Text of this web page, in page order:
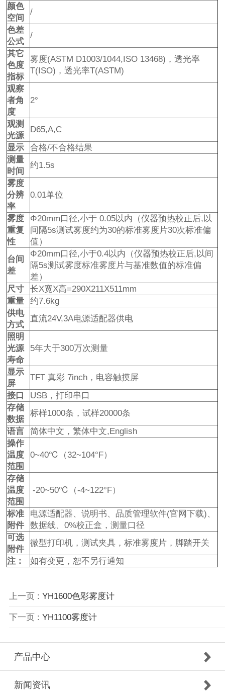
颜色
空间
/
色差
公式
/
其它
色度
指标
雾度(ASTM D1003/1044,ISO 13468)，透光率
T(ISO)，透光率T(ASTM)
观察
者角
度
2°
观测
光源
D65,A,C
显示
合格/不合格结果
测量
时间
约1.5s
雾度
分辨
率
0.01单位
雾度
重复
性
Φ20mm口径,小于 0.05以内（仪器预热校正后,以
间隔5s测试雾度约为30的标准雾度片30次标准偏
值）
台间
差
Φ20mm口径,小于0.4以内（仪器预热校正后,以间
隔5s测试雾度标准雾度片与基准数值的标准偏
差）
尺寸
长X宽X高=290X211X511mm
重量
约7.6kg
供电
方式
直流24V,3A电源适配器供电
照明
光源
寿命
5年大于300万次测量
显示
屏
TFT 真彩 7inch，电容触摸屏
接口
USB，打印串口
存储
数据
标样1000条，试样20000条
语言
简体中文，繁体中文,English
操作
温度
范围
0~40℃（32~104°F）
存储
温度
范围
-20~50℃（-4~122°F）
标准
附件
电源适配器、说明书、品质管理软件(官网下载)、
数据线、0%校正盒，测量口径
可选
附件
微型打印机，测试夹具，标准雾度片，脚踏开关
注：
如有变更，恕不另行通知
上一页 : YH1600色彩雾度计
下一页 : YH1100雾度计
产品中心
新闻资讯